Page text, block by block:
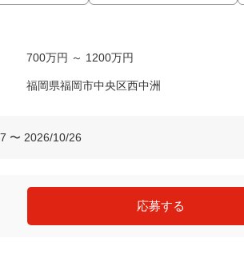
700万円 ～ 1200万円
福岡県福岡市中央区西中洲
〜 2026/10/26
応募する